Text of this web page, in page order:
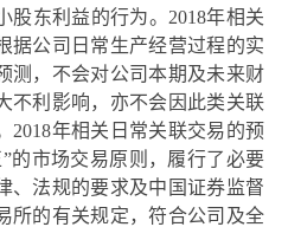
股东利益的行为。2018年相关
据公司日常生产经营过程的实
测，不会对公司本期及未来财
不利影响，亦不会因此类关联
2018年相关日常关联交易的预
的市场交易原则，履行了必要
、法规的要求及中国证券监督
所的有关规定，符合公司及全